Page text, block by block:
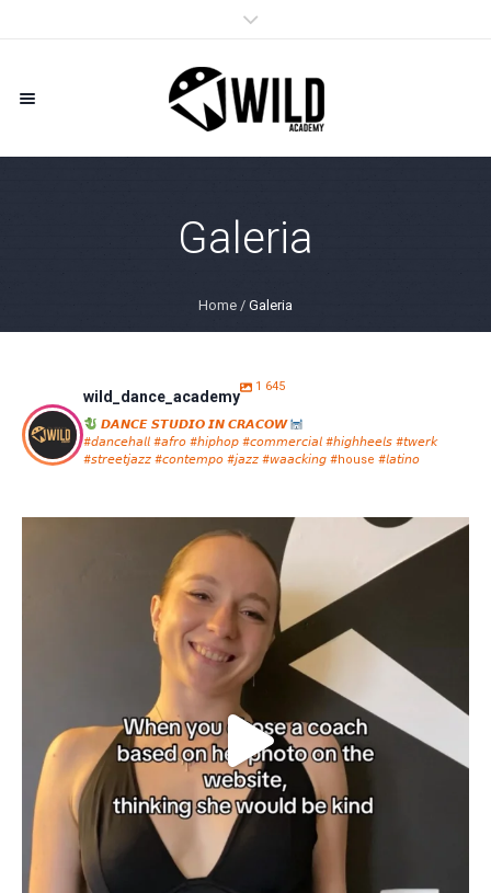
Galeria
Home / Galeria
wild_dance_academy
1 645
𝘿𝘼𝙉𝘾𝙀 𝙎𝙏𝙐𝘿𝙄𝙊 𝙄𝙉 𝘾𝙍𝘼𝘾𝙊𝙒
#𝘥𝘢𝘯𝘤𝘦𝘩𝘢𝘭𝘭 #𝘢𝘧𝘳𝘰 #𝘩𝘪𝘱𝘩𝘰𝘱 #𝘤𝘰𝘮𝘮𝘦𝘳𝘤𝘪𝘢𝘭 #𝘩𝘪𝘨𝘩𝘩𝘦𝘦𝘭𝘴 #𝘵𝘸𝘦𝘳𝘬
#𝘴𝘵𝘳𝘦𝘦𝘵𝘫𝘢𝘻𝘻 #𝘤𝘰𝘯𝘵𝘦𝘮𝘱𝘰 #𝘫𝘢𝘻𝘻 #𝘸𝘢𝘢𝘤𝘬𝘪𝘯𝘨 #house #𝘭𝘢𝘵𝘪𝘯𝘰